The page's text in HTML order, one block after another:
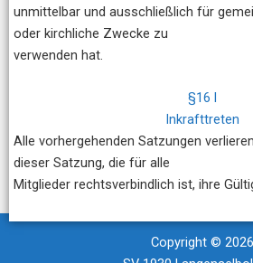
unmittelbar und ausschließlich für
oder kirchliche Zwecke zu
verwenden hat.
§16 l
Inkrafttreten
Alle vorhergehenden Satzungen
dieser Satzung, die für alle
Mitglieder rechtsverbindlich ist, ihre
Copyright © 2026